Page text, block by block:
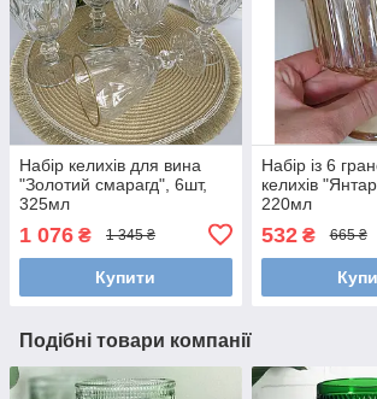
Набір келихів для вина
"Золотий смарагд", 6шт,
325мл
1 076 ₴ 1 345 ₴
Купити
Набір із 6
келихів
220мл
532₴ 665 ₴
Подібні товари компанії